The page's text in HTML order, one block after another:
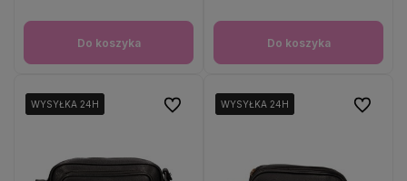
Do koszyka Do koszyka
WYSYŁKA 24H
WYSYŁKA 24H
WYSYŁKA 24H Do ulubionychWYSYŁKA 24H
WYSYŁKA 24H
WYSYŁKA 24H Do